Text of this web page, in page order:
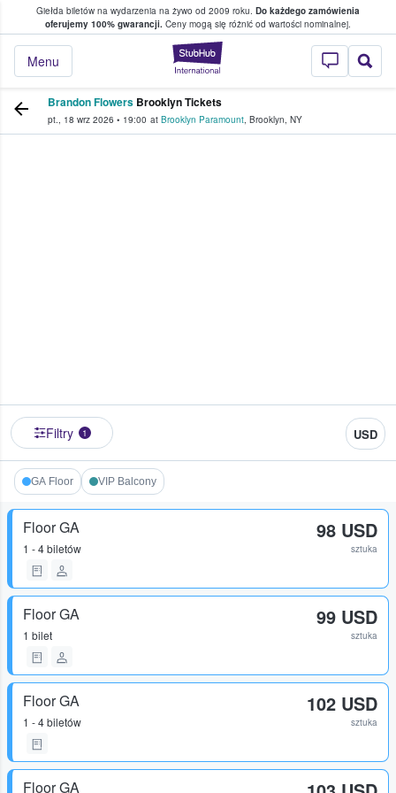
Giełda biletów na wydarzenia na żywo od 2009 roku. Do każdego zamówienia
oferujemy 100% gwarancji. Ceny mogą się różnić od wartości nominalnej.
StubHub —
Menu
w którym fani i kibice kupują i
Brandon Flowers Brooklyn Tickets
pt., 18 wrz 2026 • 19:00 at Brooklyn Paramount, Brooklyn, NY
Filtry 1 USD
GA Floor VIP Balcony
Floor GA
1 - 4 biletów
98 USD
sztuka
Floor GA
1 bilet
99 USD
sztuka
Floor GA
1 - 4 biletów
102 USD
sztuka
Floor GA